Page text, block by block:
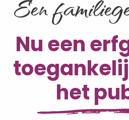
Nu een
het